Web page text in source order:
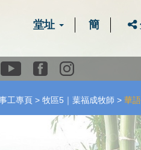
堂址 簡
YoutubeFacebook
工專頁 牧區5｜葉福成牧師 華